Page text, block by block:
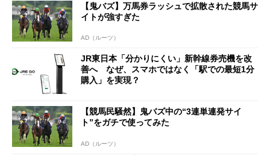
も
【鬼バズ】万馬券ラッシュで拡散された競馬サ
イトが強すぎた
AD（ルーツ）
JR東日本「分かりにくい」新幹線券売機を改
善へ なぜ、スマホではなく「駅での最短1分
購入」を実現？
【競馬民騒然】鬼バズ中の“3連単連発サイ
ト”をガチで使ってみた
AD（ルーツ）